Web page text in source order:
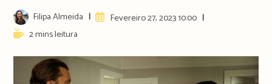
Post
author:
Filipa Almeida
ArtigoFevereiro 27, 2023 10:00
Reading2 mins leitura